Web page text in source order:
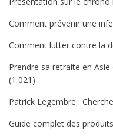
Comment prévenir une
Comment lutter contre la
Prendre sa retraite en
(1 021)
Patrick Legembre :
Guide complet des